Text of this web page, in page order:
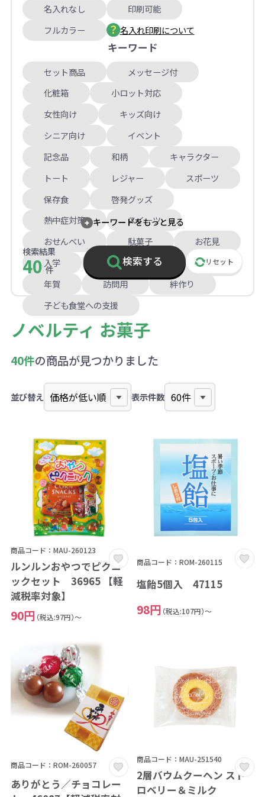
名入れなし
印刷可能
フルカラー
名入れ印刷について
キーワード
セット商品
メッセージ付
化粧箱
小ロット対応
女性向け
キッズ向け
シニア向け
イベント
記念品
和柄
キャラクター
トート
レジャー
スポーツ
保存食
啓発グッズ
熱中症対策
スイーツ
おせんべい
駄菓子
お花見
入学
卒業
クリスマス
年賀
訪問用
絆作り
子ども食堂への支援
キーワードをもっと見る
検索結果
40 件
検索する リセット
ノベルティ お菓子
40件の商品が見つかりました
並び替え 表示件数
商品コード：MAU-260123
ルンルンおやつでピクニ
ックセット 36965 【軽
減税率対象】
90円 （税込:97円）～
商品コード：ROM-260115
塩飴5個入 47115
98円 （税込:107円）～
商品コード：ROM-260057
ありがとう／チョコレー
商品コード：MAU-251540
2層バウムクーヘン スト
ロベリー＆ミルク